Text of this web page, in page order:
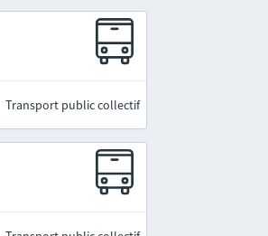
Transport public collectif